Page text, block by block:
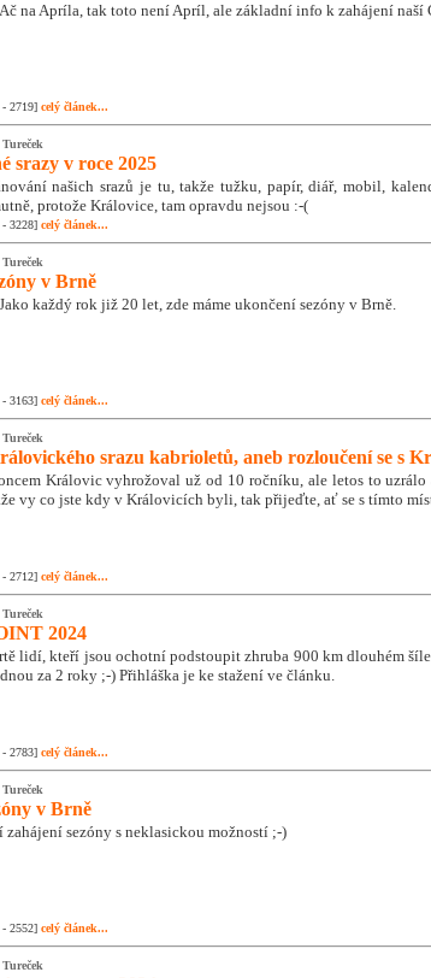
Ač na Apríla, tak toto není Apríl, ale základní info k zahájení naší
- 2719] celý článek...
Tureček
srazy v roce 2025
našich srazů je tu, takže tužku, papír, diář, mobil,
protože Královice, tam opravdu nejsou :-(
- 3228] celý článek...
Tureček
v Brně
Jako každý rok již 20 let, zde máme ukončení sezóny v Brně.
- 3163] celý článek...
Tureček
srazu kabrioletů, aneb rozloučení se s
Královic vyhrožoval už od 10 ročníku, ale letos to uzrálo
vy co jste kdy v Královicích byli, tak přijeďte, ať se s tímto
- 2712] celý článek...
Tureček
2024
lidí, kteří jsou ochotní podstoupit zhruba 900 km dlouhém
za 2 roky ;-) Přihláška je ke stažení ve článku.
- 2783] celý článek...
Tureček
v Brně
zahájení sezóny s neklasickou možností ;-)
- 2552] celý článek...
Tureček